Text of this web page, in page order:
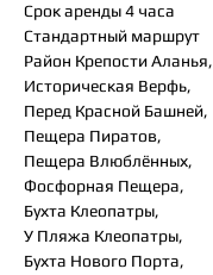
Срок аренды 4 часа
Стандартный маршрут
Район Крепости Аланья,
Историческая Верфь,
Перед Красной Башней,
Пещера Пиратов,
Пещера Влюблённых,
Фосфорная Пещера,
Бухта Клеопатры,
У Пляжа Клеопатры,
Бухта Нового Порта,